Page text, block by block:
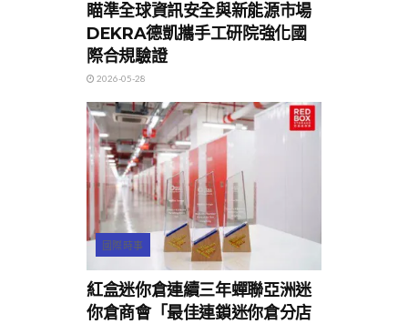
瞄準全球資訊安全與新能源市場
DEKRA德凱攜手工研院強化國
際合規驗證
2026-05-28
國際時事
紅盒迷你倉連續三年蟬聯亞洲迷
你倉商會「最佳連鎖迷你倉分店